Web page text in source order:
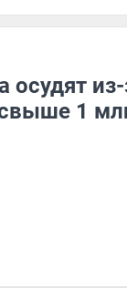
осудят из-
свыше 1